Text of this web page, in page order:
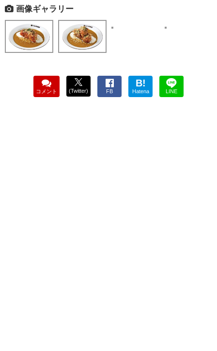
画像ギャラリー
コメント (Twitter) FB
B!
Hatena LINE